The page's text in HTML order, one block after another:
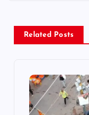
a
Related Posts